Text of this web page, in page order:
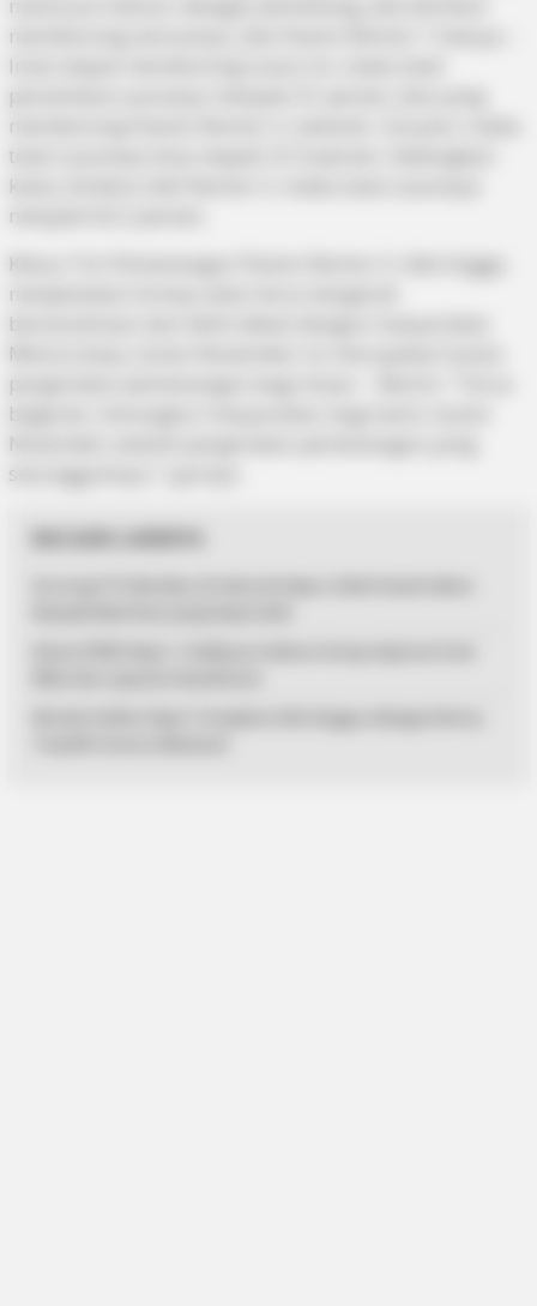
memborong semuanya. Jika Paslon Nomor 1 Soerya –
Iman dapat memborong suara ini, maka total
persentase suaranya menjadi 41 persen. Jika yang
total suaranya bisa.mejadi 41,9 persen. Sedangkan
kalau direbut oleh Nomor 3, maka total suaranya
Ketua Tim Pemenangan Paslon Nomor 3, Ade Angga
menjelaskan timnya akan terus bergerak
bersosialisasi dan lebih dekat dengan masyarakat.
Menurutnya, bulan November ini merupakan bulan
pergerakan pemenangan bagi Ansar – Marlin. “Terus
November adalah pergerakan pemenangan yang
sesungguhnya,” ujarnya.